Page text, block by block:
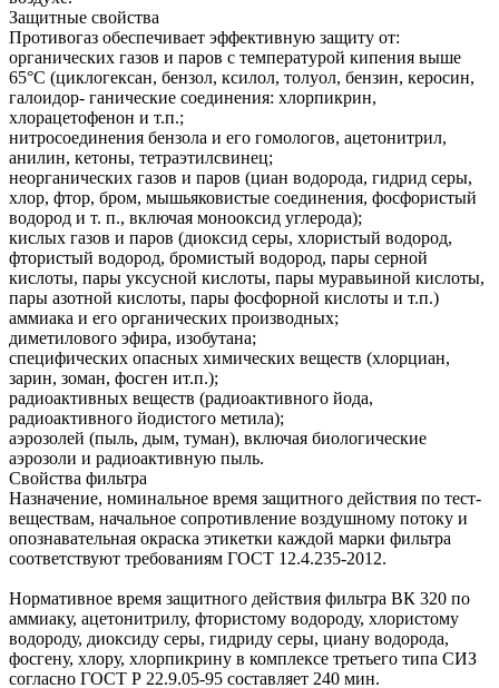
Защитные свойства
Противогаз обеспечивает эффективную защиту от:
органических газов и паров с температурой кипения выше
65°С (циклогексан, бензол, ксилол, толуол, бензин, керосин,
галоидор- ганические соединения: хлорпикрин,
хлорацетофенон и т.п.;
нитросоединения бензола и его гомологов, ацетонитрил,
анилин, кетоны, тетраэтилсвинец;
неорганических газов и паров (циан водорода, гидрид серы,
хлор, фтор, бром, мышьяковистые соединения, фосфористый
водород и т. п., включая монооксид углерода);
кислых газов и паров (диоксид серы, хлористый водород,
фтористый водород, бромистый водород, пары серной
кислоты, пары уксусной кислоты, пары муравьиной кислоты,
пары азотной кислоты, пары фосфорной кислоты и т.п.)
аммиака и его органических производных;
диметилового эфира, изобутана;
специфических опасных химических веществ (хлорциан,
зарин, зоман, фосген ит.п.);
радиоактивных веществ (радиоактивного йода,
радиоактивного йодистого метила);
аэрозолей (пыль, дым, туман), включая биологические
аэрозоли и радиоактивную пыль.
Свойства фильтра
Назначение, номинальное время защитного действия по тест-
веществам, начальное сопротивление воздушному потоку и
опознавательная окраска этикетки каждой марки фильтра
соответствуют требованиям ГОСТ 12.4.235-2012.
Нормативное время защитного действия фильтра ВК 320 по
аммиаку, ацетонитрилу, фтористому водороду, хлористому
водороду, диоксиду серы, гидриду серы, циану водорода,
фосгену, хлору, хлорпикрину в комплексе третьего типа СИЗ
согласно ГОСТ Р 22.9.05-95 составляет 240 мин.